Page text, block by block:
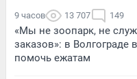
9 часов 13 707 149
«Мы не зоопарк, не
заказов»: в Волгограде
помочь ежатам